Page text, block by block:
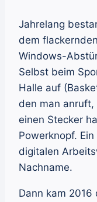
Jahrelang
dem
Windows-
Selbst beim
Halle auf
den man anruft,
einen Stecker
Powerknopf.
digitalen
Nachname.
Dann kam